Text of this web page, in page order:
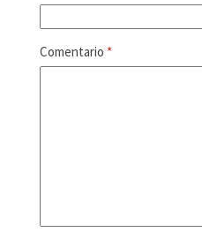
Comentario *